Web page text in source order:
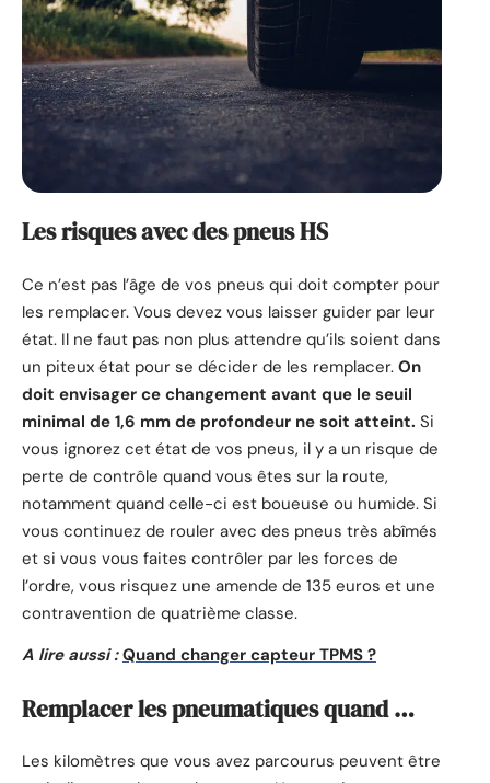
Les risques avec des pneus HS
Ce n’est pas l’âge de vos pneus qui doit compter pour
les remplacer. Vous devez vous laisser guider par leur
état. Il ne faut pas non plus attendre qu’ils soient dans
un piteux état pour se décider de les remplacer. On
doit envisager ce changement avant que le seuil
minimal de 1,6 mm de profondeur ne soit atteint. Si
vous ignorez cet état de vos pneus, il y a un risque de
perte de contrôle quand vous êtes sur la route,
notamment quand celle-ci est boueuse ou humide. Si
vous continuez de rouler avec des pneus très abîmés
et si vous vous faites contrôler par les forces de
l’ordre, vous risquez une amende de 135 euros et une
contravention de quatrième classe.
A lire aussi : Quand changer capteur TPMS ?
Remplacer les pneumatiques quand …
Les kilomètres que vous avez parcourus peuvent être